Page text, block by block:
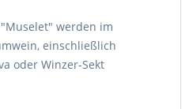
werden im
einschließlich
oder Winzer-Sekt